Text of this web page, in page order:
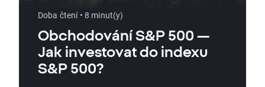
Doba čtení • 8 minut(y)
Obchodování S&P 500 —
Jak investovat do indexu
S&P 500?